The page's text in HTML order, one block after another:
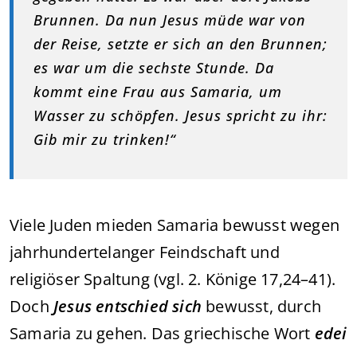
Brunnen. Da nun Jesus müde war von
der Reise, setzte er sich an den Brunnen;
es war um die sechste Stunde. Da
kommt eine Frau aus Samaria, um
Wasser zu schöpfen. Jesus spricht zu ihr:
Gib mir zu trinken!“
Viele Juden mieden Samaria bewusst wegen
jahrhundertelanger Feindschaft und
religiöser Spaltung (vgl. 2. Könige 17,24–41).
Doch Jesus entschied sich bewusst, durch
Samaria zu gehen. Das griechische Wort edei